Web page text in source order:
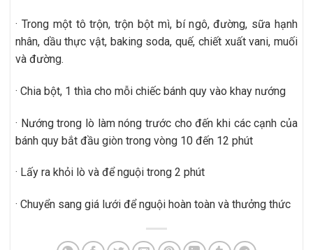
· Trong một tô trộn, trộn bột mì, bí ngô, đường, sữa hạnh
nhân, dầu thực vật, baking soda, quế, chiết xuất vani, muối
và đường.
· Chia bột, 1 thìa cho mỗi chiếc bánh quy vào khay nướng
· Nướng trong lò làm nóng trước cho đến khi các cạnh của
bánh quy bắt đầu giòn trong vòng 10 đến 12 phút
· Lấy ra khỏi lò và để nguội trong 2 phút
· Chuyển sang giá lưới để nguội hoàn toàn và thưởng thức